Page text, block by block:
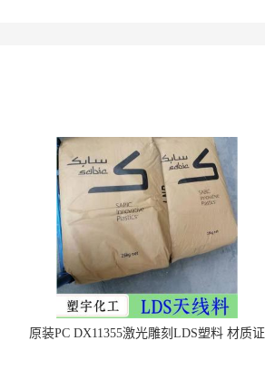
原装PC DX11355激光雕刻LDS塑料 材质证